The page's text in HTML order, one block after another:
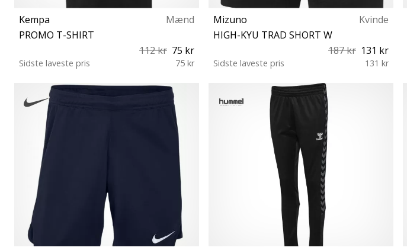
Kempa
Mænd
PROMO T-SHIRT
112 kr 75 kr
Sidste laveste pris 75 kr
XXS/XS L (159-164 cm) S M L XL 3XL 4XL
Mizuno
Kvinde
HIGH-KYU TRAD SHORT W
187 kr 131 kr
Sidste laveste pris 131 kr
XXS XS S M L XL XXL 3XL